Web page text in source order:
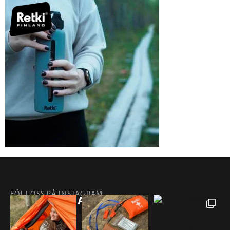
FÖLJ OSS PÅ INSTAGRAM
@RETKIFINLAND